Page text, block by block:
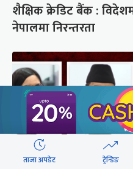
शैक्षिक क्रेडिट बैंक :
नेपालमा निरन्तरता
ताजा अपडेट ट्रेन्डिङ